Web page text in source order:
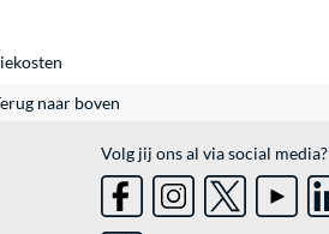
naar boven
Volg jij ons al via social media?